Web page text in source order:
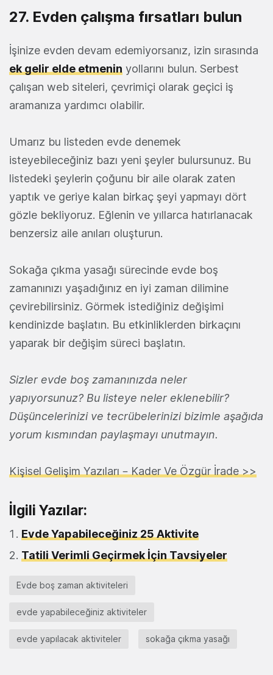
27. Evden çalışma fırsatları bulun
İşinize evden devam edemiyorsanız, izin sırasında
ek gelir elde etmenin yollarını bulun. Serbest
çalışan web siteleri, çevrimiçi olarak geçici iş
aramanıza yardımcı olabilir.
Umarız bu listeden evde denemek
isteyebileceğiniz bazı yeni şeyler bulursunuz. Bu
listedeki şeylerin çoğunu bir aile olarak zaten
yaptık ve geriye kalan birkaç şeyi yapmayı dört
gözle bekliyoruz. Eğlenin ve yıllarca hatırlanacak
benzersiz aile anıları oluşturun.
Sokağa çıkma yasağı sürecinde evde boş
zamanınızı yaşadığınız en iyi zaman dilimine
çevirebilirsiniz. Görmek istediğiniz değişimi
kendinizde başlatın. Bu etkinliklerden birkaçını
yaparak bir değişim süreci başlatın.
Sizler evde boş zamanınızda neler
yapıyorsunuz? Bu listeye neler eklenebilir?
Düşüncelerinizi ve tecrübelerinizi bizimle aşağıda
yorum kısmından paylaşmayı unutmayın.
Kişisel Gelişim Yazıları – Kader Ve Özgür İrade >>
İlgili Yazılar:
Evde Yapabileceğiniz 25 Aktivite
Tatili Verimli Geçirmek İçin Tavsiyeler
Evde boş zaman aktiviteleri
evde yapabileceğiniz aktiviteler
evde yapılacak aktiviteler sokağa çıkma yasağı